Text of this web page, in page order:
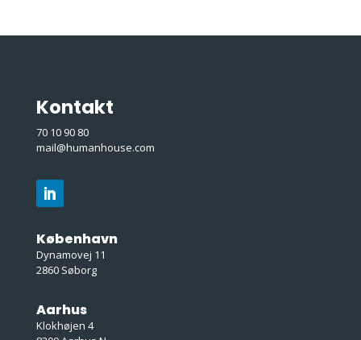
Kontakt
70 10 90 80
mail@humanhouse.com
København
Dynamovej 11
2860 Søborg
Aarhus
Klokhøjen 4